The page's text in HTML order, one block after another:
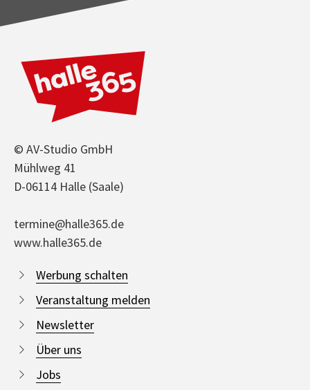
© AV-Studio GmbH
Mühlweg 41
D-06114 Halle (Saale)
termine@halle365.de
www.halle365.de
Werbung schalten
Veranstaltung melden
Newsletter
Über uns
Jobs